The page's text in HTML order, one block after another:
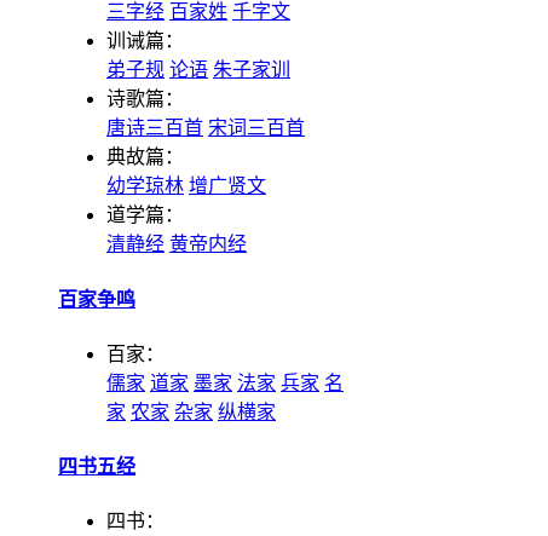
三字经 百家姓 千字文
训诫篇：
弟子规 论语 朱子家训
诗歌篇：
唐诗三百首 宋词三百首
典故篇：
幼学琼林 增广贤文
道学篇：
清静经 黄帝内经
百家争鸣
百家：
儒家 道家 墨家 法家 兵家 名
家 农家 杂家 纵横家
四书五经
四书：